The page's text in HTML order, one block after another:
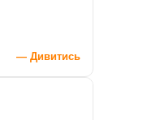
— Дивитись